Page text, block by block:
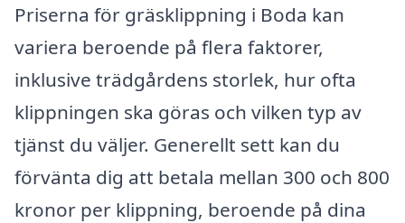
Priserna för gräsklippning i Boda kan
variera beroende på flera faktorer,
inklusive trädgårdens storlek, hur ofta
klippningen ska göras och vilken typ av
tjänst du väljer. Generellt sett kan du
förvänta dig att betala mellan 300 och 800
kronor per klippning, beroende på dina